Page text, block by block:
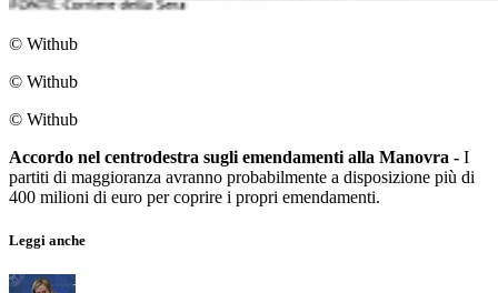
© Withub
© Withub
© Withub
Accordo nel centrodestra sugli emendamenti alla Manovra - I
partiti di maggioranza avranno probabilmente a disposizione più di
400 milioni di euro per coprire i propri emendamenti.
Leggi anche